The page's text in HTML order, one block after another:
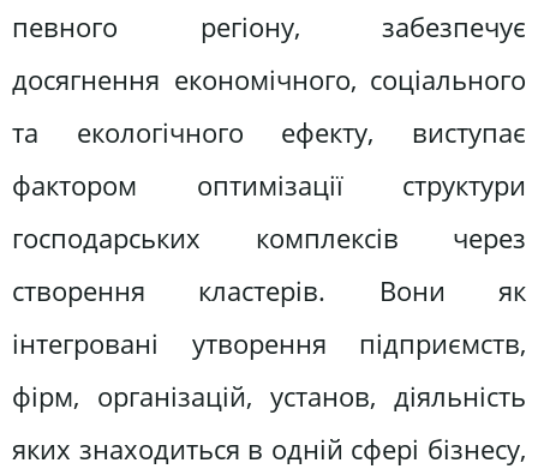
певного регіону, забезпечує
досягнення економічного, соціального
та екологічного ефекту, виступає
фактором оптимізації структури
господарських комплексів через
створення кластерів. Вони як
інтегровані утворення підприємств,
фірм, організацій, установ, діяльність
яких знаходиться в одній сфері бізнесу,